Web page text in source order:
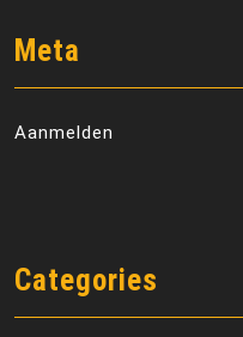
Meta
Aanmelden
Categories